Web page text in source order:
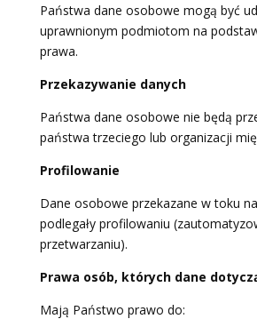
Państwa dane osobowe mogą być
uprawnionym podmiotom na
prawa.
Przekazywanie danych
Państwa dane osobowe nie będą
państwa trzeciego lub organizacji
Profilowanie
Dane osobowe przekazane w toku
podlegały profilowaniu
przetwarzaniu).
Prawa osób, których dane
Mają Państwo prawo do: